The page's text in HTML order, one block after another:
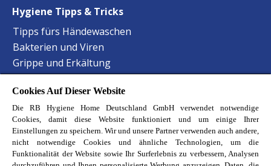
Hygiene Tipps & Tricks
Tipps fürs Händewaschen
Bakterien und Viren
Grippe und Erkältung
Staphylokokken Hygiene
Harnwegsinfektionen Hygiene
Lebensmittelvergiftung Hygiene
Hand-Mund-Fuss Krankheit
Baby-Krankheiten erkennen
Haustierbesitzer Reinigungstipps
Cookies Auf Dieser Website
Die RB Hygiene Home Deutschland GmbH verwendet notwendige
Cookies, damit diese Website funktioniert und um einige Ihrer
Einstellungen zu speichern. Wir und unsere Partner verwenden auch andere,
nicht notwendige Cookies und ähnliche Technologien, um die
Funktionalität der Website sowie Ihr Surferlebnis zu verbessern, Analysen